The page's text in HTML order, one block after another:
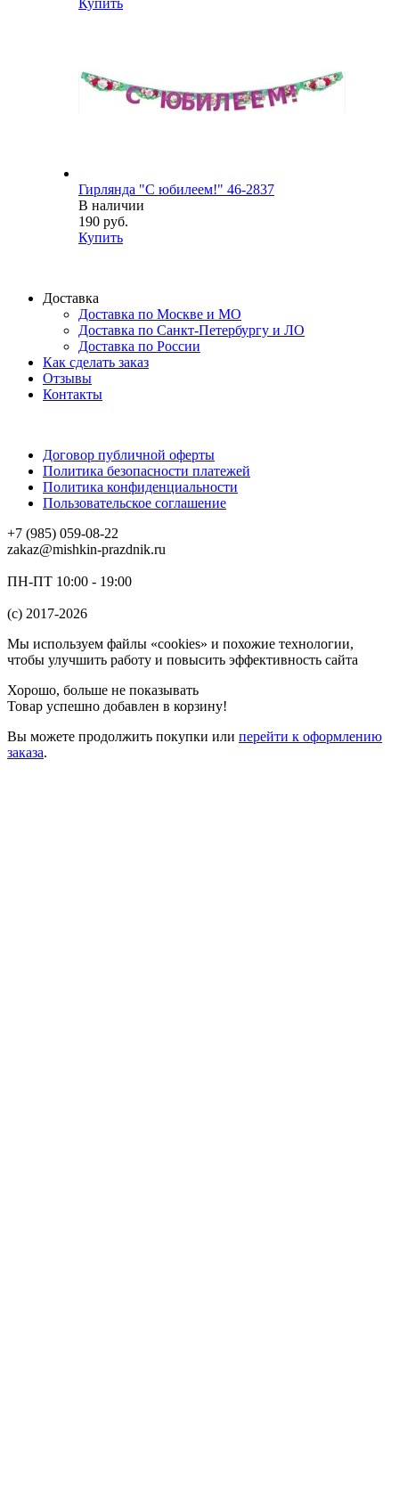
Купить
Гирлянда "С юбилеем!" 46-2837
В наличии
190 руб.
Купить
Доставка
Доставка по Москве и МО
Доставка по Санкт-Петербургу и ЛО
Доставка по России
Как сделать заказ
Отзывы
Контакты
Договор публичной оферты
Политика безопасности платежей
Политика конфиденциальности
Пользовательское соглашение
+7 (985) 059-08-22
zakaz@mishkin-prazdnik.ru
ПН-ПТ 10:00 - 19:00
(c) 2017-2026
Мы используем файлы «cookies» и похожие технологии,
чтобы улучшить работу и повысить эффективность сайта
Хорошо, больше не показывать
Товар успешно добавлен в корзину!
Вы можете продолжить покупки или перейти к оформлению
заказа.